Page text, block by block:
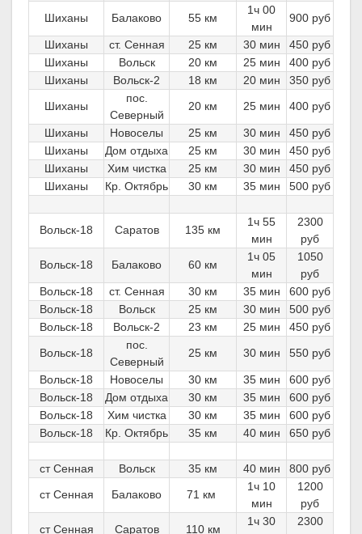
Шиханы
Балаково 55 км
1ч 00
мин
900 руб
Шиханы ст. Сенная 25 км 30 мин
450 руб
Шиханы
Вольск 20 км 25 мин
400 руб
Шиханы
Вольск-2 18 км 20 мин
350 руб
Шиханы
пос.
Северный
20 км 25 мин 400 руб
Шиханы Новоселы 25 км 30 мин
450 руб
Шиханы
Дом отдыха 25 км 30 мин
450 руб
Шиханы
Хим чистка 25 км 30 мин
450 руб
Шиханы
Кр. Октябрь 30 км 35 мин 500 руб
Вольск-18 Саратов 135 км
1ч 55
мин
2300
руб
Вольск-18
Балаково 60 км
1ч 05
мин
1050
руб
Вольск-18
ст. Сенная 30 км 35 мин
600 руб
Вольск-18
Вольск 25 км 30 мин
500 руб
Вольск-18
Вольск-2 23 км 25 мин
450 руб
Вольск-18
пос.
Северный
25 км 30 мин 550 руб
Вольск-18 Новоселы 30 км 35 мин
600 руб
Вольск-18
Дом отдыха 30 км 35 мин
600 руб
Вольск-18
Хим чистка 30 км 35 мин
600 руб
Вольск-18
Кр. Октябрь 35 км 40 мин 650 руб
ст Сенная Вольск 35 км 40 мин
800 руб
ст Сенная
Балаково 71 км
1ч 10
мин
1200
руб
ст Сенная
Саратов 110 км
1ч 30
2300